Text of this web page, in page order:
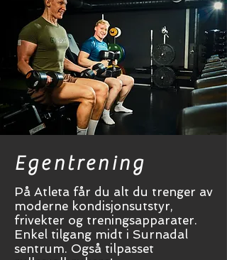
Egentrening
På Atleta får du alt du trenger av
moderne kondisjonsutstyr,
frivekter og treningsapparater.
Enkel tilgang midt i Surnadal
sentrum. Også tilpasset